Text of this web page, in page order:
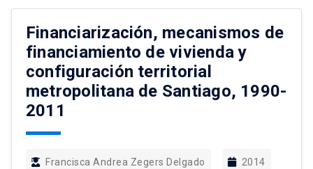
Ambiental (SEA), configurándose como un
mecanismo clave de gobernanza ambiental a la
hora de […]
Financiarización, mecanismos de
financiamiento de vivienda y
configuración territorial
metropolitana de Santiago, 1990-
2011
Francisca Andrea Zegers Delgado 2014